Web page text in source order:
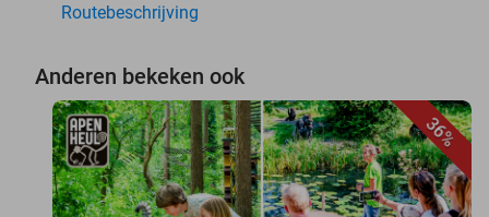
Routebeschrijving
Anderen bekeken ook
36%